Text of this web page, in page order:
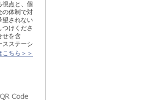
視点と、個
の体制で対
望されない
つけくださ
せを含
スステーシ
。面会の際
看護師に
こちら＞＞